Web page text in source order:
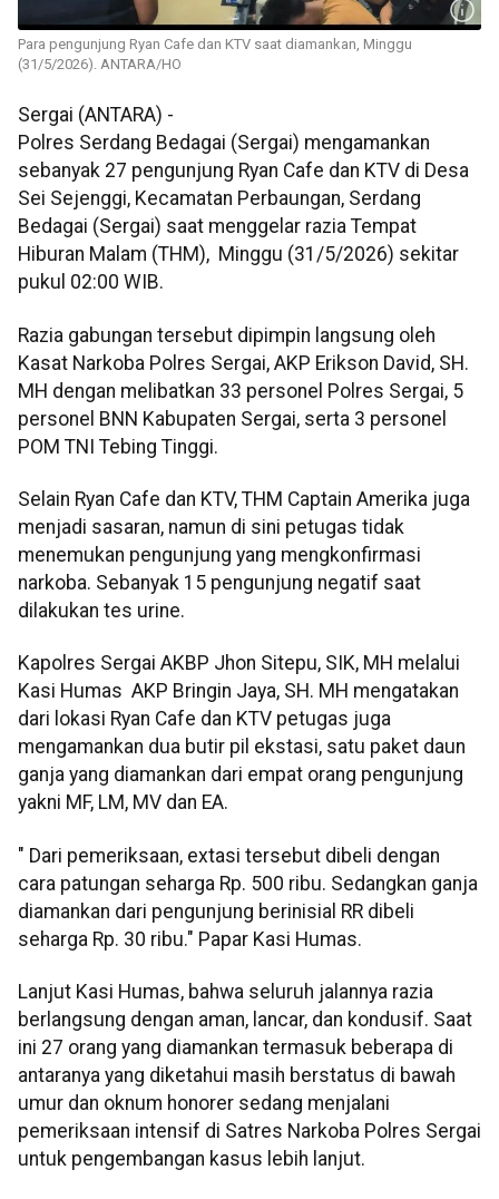
Para pengunjung Ryan Cafe dan KTV saat diamankan, Minggu
(31/5/2026). ANTARA/HO
Sergai (ANTARA) -
Polres Serdang Bedagai (Sergai) mengamankan
sebanyak 27 pengunjung Ryan Cafe dan KTV di Desa
Sei Sejenggi, Kecamatan Perbaungan, Serdang
Bedagai (Sergai) saat menggelar razia Tempat
Hiburan Malam (THM), Minggu (31/5/2026) sekitar
pukul 02:00 WIB.
Razia gabungan tersebut dipimpin langsung oleh
Kasat Narkoba Polres Sergai, AKP Erikson David, SH.
MH dengan melibatkan 33 personel Polres Sergai, 5
personel BNN Kabupaten Sergai, serta 3 personel
POM TNI Tebing Tinggi.
Selain Ryan Cafe dan KTV, THM Captain Amerika juga
menjadi sasaran, namun di sini petugas tidak
menemukan pengunjung yang mengkonfirmasi
narkoba. Sebanyak 15 pengunjung negatif saat
dilakukan tes urine.
Kapolres Sergai AKBP Jhon Sitepu, SIK, MH melalui
Kasi Humas AKP Bringin Jaya, SH. MH mengatakan
dari lokasi Ryan Cafe dan KTV petugas juga
mengamankan dua butir pil ekstasi, satu paket daun
ganja yang diamankan dari empat orang pengunjung
yakni MF, LM, MV dan EA.
" Dari pemeriksaan, extasi tersebut dibeli dengan
cara patungan seharga Rp. 500 ribu. Sedangkan ganja
diamankan dari pengunjung berinisial RR dibeli
seharga Rp. 30 ribu." Papar Kasi Humas.
Lanjut Kasi Humas, bahwa seluruh jalannya razia
berlangsung dengan aman, lancar, dan kondusif. Saat
ini 27 orang yang diamankan termasuk beberapa di
antaranya yang diketahui masih berstatus di bawah
umur dan oknum honorer sedang menjalani
pemeriksaan intensif di Satres Narkoba Polres Sergai
untuk pengembangan kasus lebih lanjut.